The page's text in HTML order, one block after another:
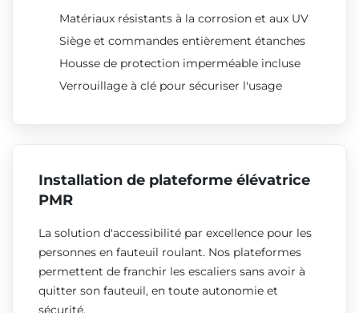
Matériaux résistants à la corrosion et aux UV
Siège et commandes entièrement étanches
Housse de protection imperméable incluse
Verrouillage à clé pour sécuriser l'usage
Installation de plateforme élévatrice
PMR
La solution d'accessibilité par excellence pour les
personnes en fauteuil roulant. Nos plateformes
permettent de franchir les escaliers sans avoir à
quitter son fauteuil, en toute autonomie et
sécurité.